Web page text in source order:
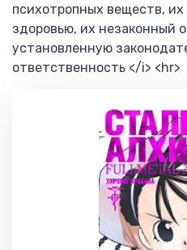
психотропных веществ,
здоровью, их незаконный
установленную
ответственность </i> <hr>